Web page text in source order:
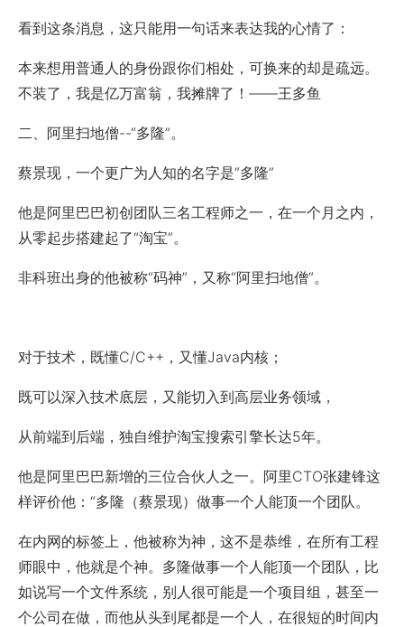
看到这条消息，这只能用一句话来表达我的心情了：
本来想用普通人的身份跟你们相处，可换来的却是疏远。
不装了，我是亿万富翁，我摊牌了！——王多鱼
二、阿里扫地僧--“多隆”。
蔡景现，一个更广为人知的名字是“多隆”
他是阿里巴巴初创团队三名工程师之一，在一个月之内，
从零起步搭建起了“淘宝”。
非科班出身的他被称“码神”，又称“阿里扫地僧“。
对于技术，既懂C/C++，又懂Java内核；
既可以深入技术底层，又能切入到高层业务领域，
从前端到后端，独自维护淘宝搜索引擎长达5年。
他是阿里巴巴新增的三位合伙人之一。阿里CTO张建锋这
样评价他：“多隆（蔡景现）做事一个人能顶一个团队。
在内网的标签上，他被称为神，这不是恭维，在所有工程
师眼中，他就是个神。多隆做事一个人能顶一个团队，比
如说写一个文件系统，别人很可能是一个项目组，甚至一
个公司在做，而他从头到尾都是一个人，在很短的时间内